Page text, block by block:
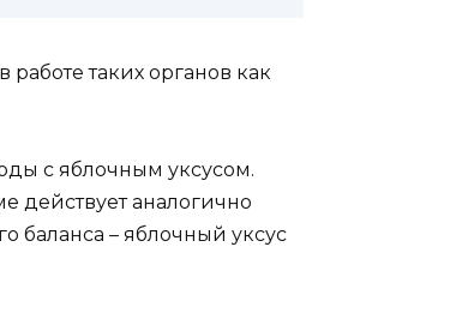
таких органов как
с яблочным уксусом.
действует аналогично
баланса – яблочный уксус